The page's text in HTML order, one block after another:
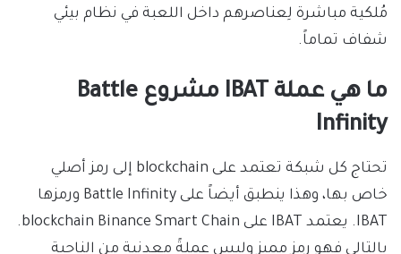
مُلكية مباشرة لِعناصرهم داخل اللعبة في نظام بيئي
شفاف تماماً.
ما هي عملة IBAT مشروع Battle
Infinity
تحتاج كل شبكة تعتمد على blockchain إلى رمز أصلي
خاص بها، وهذا ينطبق أيضاً على Battle Infinity ورمزها
IBAT. يعتمد IBAT على blockchain Binance Smart Chain.
بالتالي فهو رمز مميز وليس عملةً معدنية من الناحية